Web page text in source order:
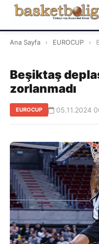
Ana Sayfa › EUROCUP ›
Beşiktaş
zorlanmadı
EUROCUP 05.11.2024